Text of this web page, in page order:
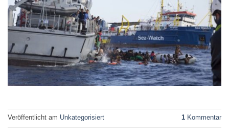
Veröffentlicht am Unkategorisiert 1 Kommentar